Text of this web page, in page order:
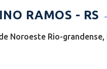
RAMOS - RS
Noroeste Rio-grandense,